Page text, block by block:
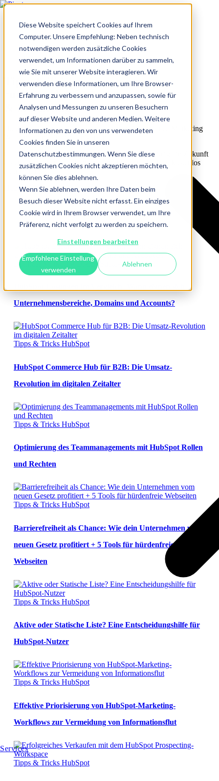
Diese Website speichert Cookies auf Ihrem
Computer. Unsere Empfehlung: Neben technisch
notwendigen werden zusätzliche Cookies
verwendet, um Informationen darüber zu sammeln,
wie Sie mit unserer Website interagieren. Wir
verwenden diese Informationen, um Ihre Browser-
Erfahrung zu verbessern und anzupassen, sowie für
Analysen und Messungen zu unseren Besuchern
auf dieser Website und anderen Medien. Weitere
Informationen zu den von uns verwendeten
Cookies finden Sie in unseren
Datenschutzbestimmungen. Wenn Sie diese
zusätzlichen Cookies nicht akzeptieren möchten,
können Sie dies ablehnen.
Wenn Sie ablehnen, werden Ihre Daten beim
Besuch dieser Website nicht erfasst. Ein einziges
Cookie wird in Ihrem Browser verwendet, um Ihre
Präferenz, nicht verfolgt zu werden zu speichern.
Einstellungen bearbeiten
Empfohlene Einstellung
verwenden
Ablehnen
Services
Tipps & Tricks
rund um HubSpot
& Marketing
HubSpot best practices, Updates aus der Performance Marketing
Gefällt dir, was du siehst? Lies unsere neusten Beiträge in Zukunft
als erster und verpasse keine neuen Inhalte mehr. Jetzt kostenlos
HubSpot Newsletter abonnieren
Business Marketing Digital Strategy HubSpot
Unternehmensbereiche, Domains und Accounts?
Tipps & Tricks HubSpot
HubSpot Commerce Hub für B2B: Die Umsatz-
Revolution im digitalen Zeitalter
Tipps & Tricks HubSpot
Optimierung des Teammanagements mit HubSpot Rollen
und Rechten
Tipps & Tricks HubSpot
Barrierefreiheit als Chance: Wie dein Unternehmen vom
neuen Gesetz profitiert + 5 Tools für hürdenfreie
Webseiten
Tipps & Tricks HubSpot
Aktive oder Statische Liste? Eine Entscheidungshilfe für
HubSpot-Nutzer
Tipps & Tricks HubSpot
Effektive Priorisierung von HubSpot-Marketing-
Workflows zur Vermeidung von Informationsflut
Tipps & Tricks HubSpot